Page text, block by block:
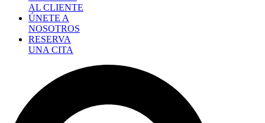
AL CLIENTE
ÚNETE A
NOSOTROS
RESERVA
UNA CITA